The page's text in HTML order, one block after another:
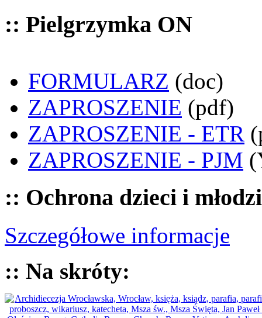
:: Pielgrzymka ON
FORMULARZ (doc)
ZAPROSZENIE (pdf)
ZAPROSZENIE - ETR
ZAPROSZENIE - PJM
:: Ochrona dzieci i
Szczegółowe informacje
:: Na skróty: